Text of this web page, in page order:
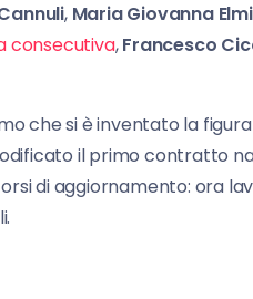
, Maria Giovanna Elmi
consecutiva,Francesco
che si è inventato la
il primo contratto
di aggiornamento: ora